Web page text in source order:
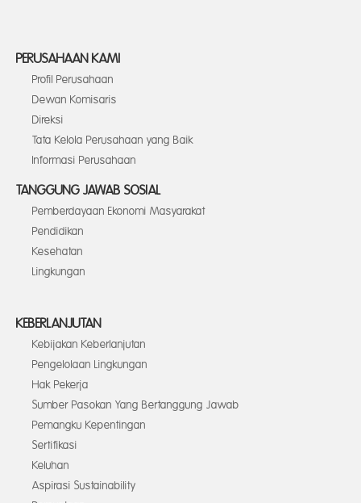
PERUSAHAAN KAMI
Profil Perusahaan
Dewan Komisaris
Direksi
Tata Kelola Perusahaan yang Baik
Informasi Perusahaan
TANGGUNG JAWAB SOSIAL
Pemberdayaan Ekonomi Masyarakat
Pendidikan
Kesehatan
Lingkungan
KEBERLANJUTAN
Kebijakan Keberlanjutan
Pengelolaan Lingkungan
Hak Pekerja
Sumber Pasokan Yang Bertanggung Jawab
Pemangku Kepentingan
Sertifikasi
Keluhan
Aspirasi Sustainability